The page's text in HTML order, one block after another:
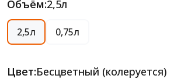
Объём:2,5л
2,5л 0,75л
Цвет:Бесцветный (колеруется)